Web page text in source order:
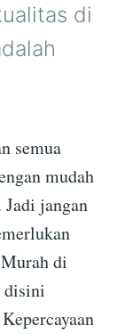
di
semua
mudah
jangan
di
disini